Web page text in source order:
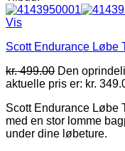
Vis
Scott Endurance Løbe
kr.499.00 Den
aktuelle pris er: kr.
Scott Endurance Løbe
med en stor lomme
under dine løbeture.